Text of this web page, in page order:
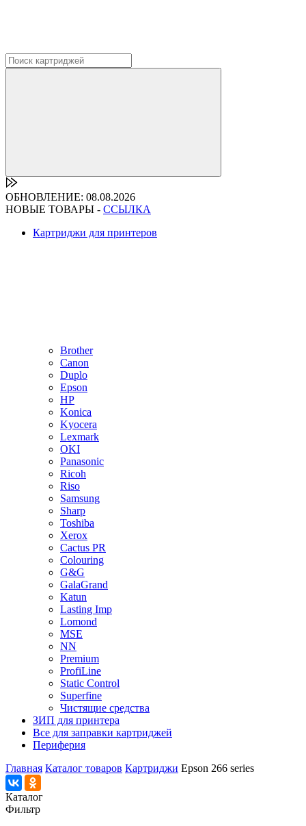
ОБНОВЛЕНИЕ: 08.08.2026
НОВЫЕ ТОВАРЫ - ССЫЛКА
Картриджи для принтеров
Brother
Canon
Duplo
Epson
HP
Konica
Kyocera
Lexmark
OKI
Panasonic
Ricoh
Riso
Samsung
Sharp
Toshiba
Xerox
Cactus PR
Colouring
G&G
GalaGrand
Katun
Lasting Imp
Lomond
MSE
NN
Premium
ProfiLine
Static Control
Superfine
Чистящие средства
ЗИП для принтера
Все для заправки картриджей
Периферия
Главная Каталог товаров Картриджи Epson 266 series
Каталог
Фильтр